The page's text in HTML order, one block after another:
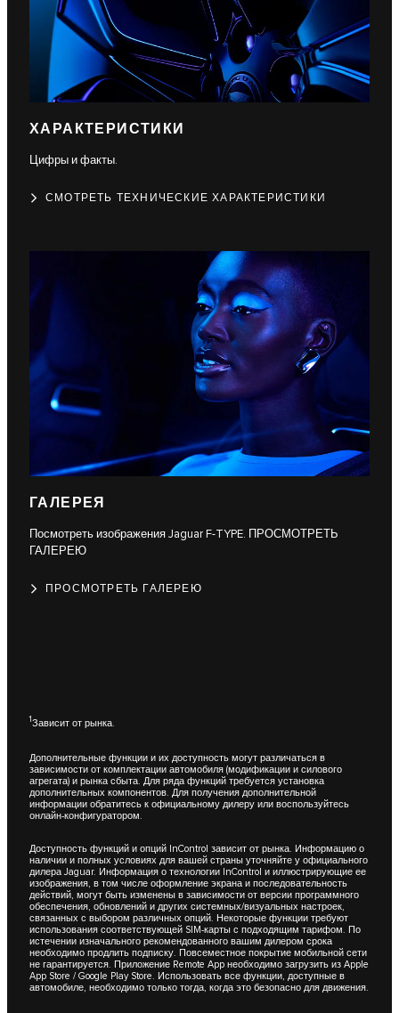
ХАРАКТЕРИСТИКИ
Цифры и факты.
СМОТРЕТЬ ТЕХНИЧЕСКИЕ ХАРАКТЕРИСТИКИ
ГАЛЕРЕЯ
Посмотреть изображения Jaguar F-TYPE. ПРОСМОТРЕТЬ
ГАЛЕРЕЮ
ПРОСМОТРЕТЬ ГАЛЕРЕЮ
1Зависит от рынка.
Дополнительные функции и их доступность могут различаться в
зависимости от комплектации автомобиля (модификации и силового
агрегата) и рынка сбыта. Для ряда функций требуется установка
дополнительных компонентов. Для получения дополнительной
информации обратитесь к официальному дилеру или воспользуйтесь
онлайн-конфигуратором.
Доступность функций и опций InControl зависит от рынка. Информацию о
наличии и полных условиях для вашей страны уточняйте у официального
дилера Jaguar. Информация о технологии InControl и иллюстрирующие ее
изображения, в том числе оформление экрана и последовательность
действий, могут быть изменены в зависимости от версии программного
обеспечения, обновлений и других системных/визуальных настроек,
связанных с выбором различных опций. Некоторые функции требуют
использования соответствующей SIM-карты с подходящим тарифом. По
истечении изначального рекомендованного вашим дилером срока
необходимо продлить подписку. Повсеместное покрытие мобильной сети
не гарантируется. Приложение Remote App необходимо загрузить из Apple
App Store / Google Play Store. Использовать все функции, доступные в
автомобиле, необходимо только тогда, когда это безопасно для движения.